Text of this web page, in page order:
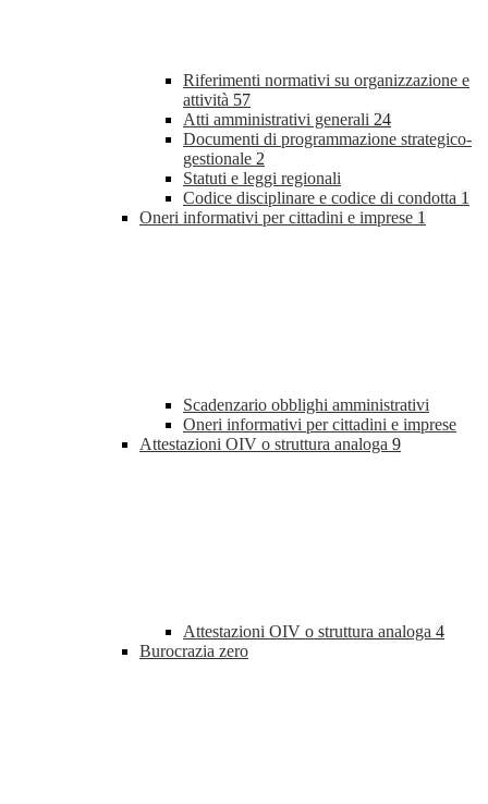
Riferimenti normativi su organizzazione e
attività 57
Atti amministrativi generali 24
Documenti di programmazione strategico-
gestionale 2
Statuti e leggi regionali
Codice disciplinare e codice di condotta 1
Oneri informativi per cittadini e imprese 1
Scadenzario obblighi amministrativi
Oneri informativi per cittadini e imprese
Attestazioni OIV o struttura analoga 9
Attestazioni OIV o struttura analoga 4
Burocrazia zero